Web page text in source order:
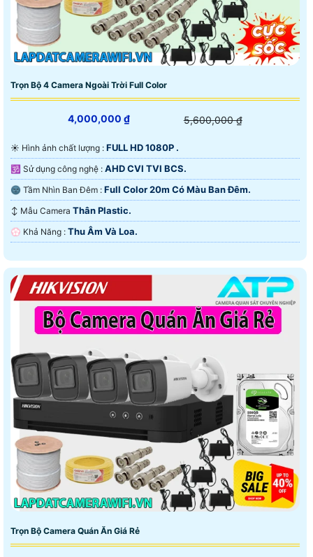
Trọn Bộ 4 Camera Ngoài Trời Full Color
4,000,000 ₫ 5,600,000 ₫
☀️ Hình ảnh chất lượng : FULL HD 1080P .
🕉️ Sử dụng công nghệ : AHD CVI TVI BCS.
🌚 Tầm Nhìn Ban Đêm : Full Color 20m Có Màu Ban Ðêm.
↕️ Mẫu Camera Thân Plastic.
️💮 Khả Năng : Thu Âm Và Loa.
Trọn Bộ Camera Quán Ăn Giá Rẻ